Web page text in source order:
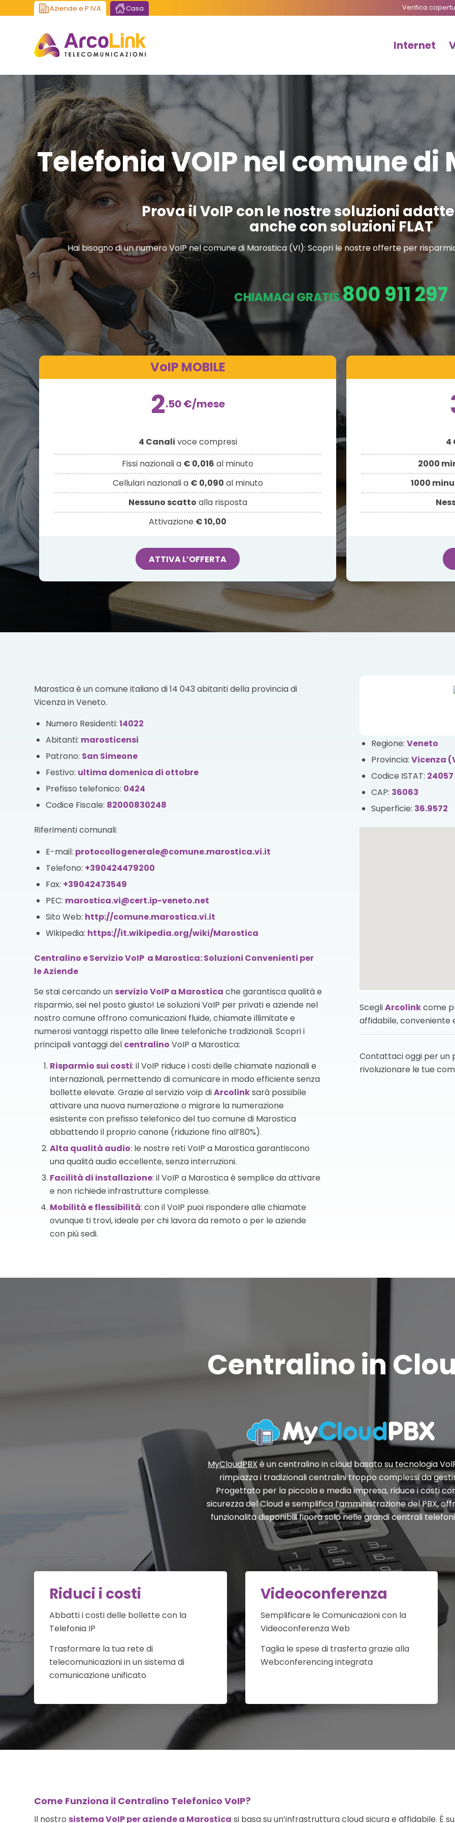
Verifica
Aziende e P.IVA Casa
Internet
Telefonia VOIP nel comune
Prova il VoIP con le nostre soluzioni
anche con soluzioni FLAT
Hai bisogno di un numero VoIP nel comune di Marostica (VI): Scopri le nostre offerte per
CHIAMACI GRATIS800 911 297
VoIP MOBILE
2.50€/mese
4 Canali voce compresi
Fissi nazionali a € 0,016 al minuto
Cellulari nazionali a € 0,090 al minuto
Nessuno scatto alla risposta
Attivazione € 10,00
ATTIVA L’OFFERTA
4
2000
1000
Marostica è un comune italiano di 14 043 abitanti della provincia di
Vicenza in Veneto.
Numero Residenti: 14022
Abitanti: marosticensi
Patrono: San Simeone
Festivo: ultima domenica di ottobre
Prefisso telefonico: 0424
Codice Fiscale: 82000830248
Riferimenti comunali:
E-mail: protocollogenerale@comune.marostica.vi.it
Telefono: +390424479200
Fax: +39042473549
PEC: marostica.vi@cert.ip-veneto.net
Sito Web: http://comune.marostica.vi.it
Wikipedia: https://it.wikipedia.org/wiki/Marostica
Centralino e Servizio VoIP a Marostica: Soluzioni Convenienti per
le Aziende
Se stai cercando un servizio VoIPa Marostica che garantisca qualità e
risparmio, sei nel posto giusto! Le soluzioni VoIP per privati e aziende nel
nostro comune offrono comunicazioni fluide, chiamate illimitate e
numerosi vantaggi rispetto alle linee telefoniche tradizionali. Scopri i
principali vantaggi del centralino VoIP a Marostica:
Risparmio sui costi: il VoIP riduce i costi delle chiamate nazionali e
internazionali, permettendo di comunicare in modo efficiente senza
bollette elevate. Grazie al servizio voip diArcolinksarà possibile
attivare una nuova numerazione o migrare la numerazione
esistente con prefisso telefonico del tuo comune di Marostica
abbattendo il proprio canone (riduzione fino all’80%).
Alta qualità audio: le nostre reti VoIP a Marostica garantiscono
una qualità audio eccellente, senza interruzioni.
Facilità di installazione: il VoIP a Marostica è semplice da attivare
e non richiede infrastrutture complesse.
Mobilità e flessibilità: con il VoIP puoi rispondere alle chiamate
ovunque ti trovi, ideale per chi lavora da remoto o per le aziende
con più sedi.
Regione:Veneto
Provincia:Vicenza
Codice ISTAT: 24057
CAP: 36063
Superficie: 36.9572
ScegliArcolinkcome
affidabile, conveniente
Contattaci oggi per un
rivoluzionare le tue
Centralino in
MyCloudPBX è un centralino in cloud basato su tecnologia
rimpiazza i tradizionali centralini troppo complessi da
Progettato per la piccola e media impresa, riduce i costi
sicurezza del Cloud e semplifica l’amministrazione del PBX,
funzionalità disponibili finora solo nelle grandi centrali
Riduci i costi
Abbatti i costi delle bollette con la
Telefonia IP
Trasformare la tua rete di
telecomunicazioni in un sistema di
comunicazione unificato
Videoconferenza
Semplificare le Comunicazioni con la
Videoconferenza Web
Taglia le spese di trasferta grazie alla
Webconferencing integrata
Come Funziona il Centralino Telefonico VoIP?
Il nostro sistema VoIP per aziende a Marostica si basa su un’infrastruttura cloud sicura e affidabile. È